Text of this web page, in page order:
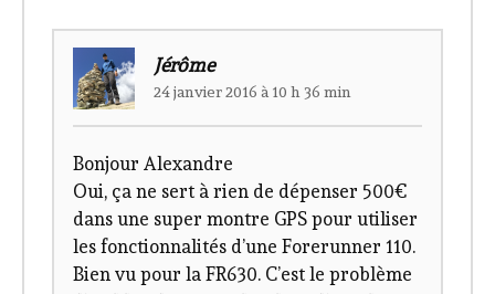
Jérôme
24 janvier 2016 à 10 h 36 min
Bonjour Alexandre
Oui, ça ne sert à rien de dépenser 500€
dans une super montre GPS pour utiliser
les fonctionnalités d’une Forerunner 110.
Bien vu pour la FR630. C’est le problème